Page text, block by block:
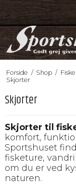
Forside / Shop /
Skjorter
Skjorter
Skjorter til
komfort,
Sportshuset
fisketure,
om du er ved
naturen.